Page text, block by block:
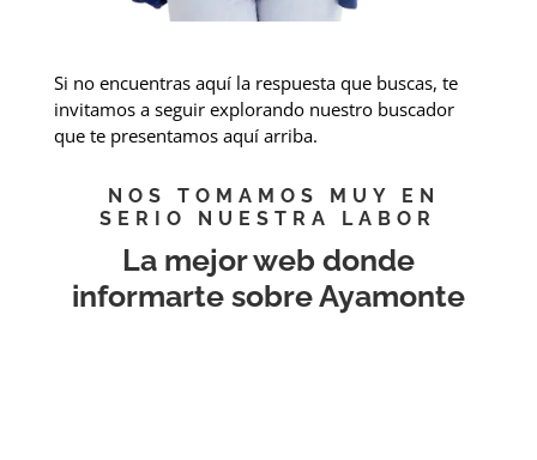
Si no encuentras aquí la respuesta que buscas, te
invitamos a seguir explorando nuestro buscador
que te presentamos aquí arriba.
NOS TOMAMOS MUY EN
SERIO NUESTRA LABOR
La mejor web donde
informarte sobre Ayamonte